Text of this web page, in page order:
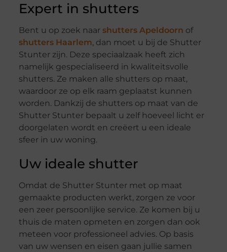
Expert in shutters
Bent u op zoek naar shutters Apeldoorn of
shutters Haarlem, dan moet u bij de Shutter
Stunter zijn. Deze speciaalzaak heeft zich
namelijk gespecialiseerd in kwaliteitsvolle
shutters. Ze maken alle shutters op maat,
waardoor ze op elk raam geplaatst kunnen
worden. Dankzij de shutters op maat van de
Shutter Stunter bepaalt u zelf hoeveel licht er
doorgelaten wordt en creëert u een ideale
sfeer in uw woning.
Uw ideale shutter
Omdat de Shutter Stunter met op maat
gemaakte producten werkt, zorgen ze voor
een zeer persoonlijke service. Ze komen bij u
thuis de maten opmeten en zorgen dan ook
meteen voor professioneel advies. Op basis
van uw wensen en eisen gaan jullie samen